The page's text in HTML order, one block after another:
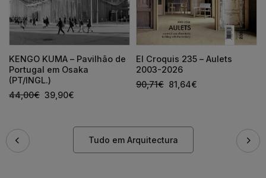
KENGO KUMA – Pavilhão de
Portugal em Osaka
(PT/INGL.)
44,00€ 39,90€
El Croquis 235 – Aulets
2003-2026
90,71€ 81,64€
Tudo em Arquitectura